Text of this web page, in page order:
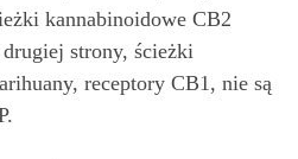
kannabinoidowe CB2
strony, ścieżki
receptory CB1, nie są